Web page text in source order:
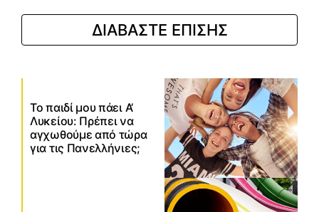
ΔΙΑΒΑΣΤΕ ΕΠΙΣΗΣ
Το παιδί μου πάει Α’
Λυκείου: Πρέπει να
αγχωθούμε από τώρα
για τις Πανελλήνιες;